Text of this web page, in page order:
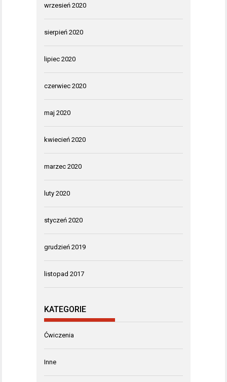
wrzesień 2020
sierpień 2020
lipiec 2020
czerwiec 2020
maj 2020
kwiecień 2020
marzec 2020
luty 2020
styczeń 2020
grudzień 2019
listopad 2017
KATEGORIE
Ćwiczenia
Inne